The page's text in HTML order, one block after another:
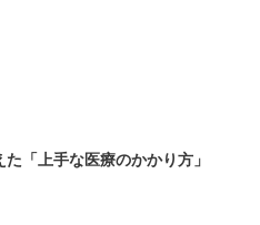
た「上手な医療のかかり方」